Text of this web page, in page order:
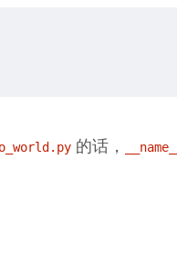
的话， __name__